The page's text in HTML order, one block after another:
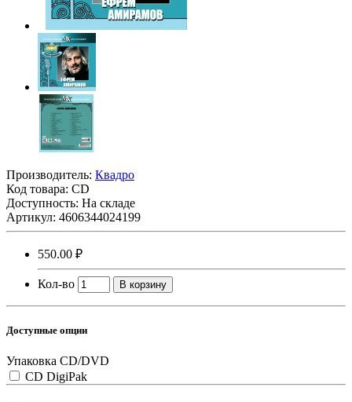
Производитель: Квадро
Код товара: CD
Доступность: На складе
Артикул: 4606344024199
550.00 ₽
Кол-во В корзину
Доступные опции
Упаковка CD/DVD
CD DigiPak